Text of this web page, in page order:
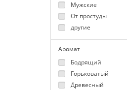
Мужские
От простуды
другие
Аромат
Бодрящий
Горьковатый
Древесный